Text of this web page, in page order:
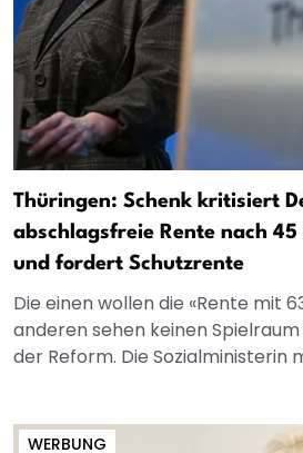
Thüringen: Schenk kritisiert
abschlagsfreie Rente nach
und fordert Schutzrente
Die einen wollen die «Rente mit
anderen sehen keinen
der Reform. Die Sozialministerin
WERBUNG